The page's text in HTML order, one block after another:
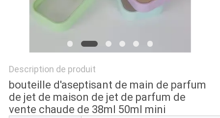
Description de produit
bouteille d'aseptisant de main de parfum
de jet de maison de jet de parfum de
vente chaude de 38ml 50ml mini